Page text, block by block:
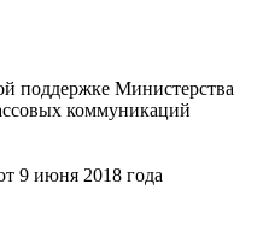
поддержке Министерства
коммуникаций
9 июня 2018 года